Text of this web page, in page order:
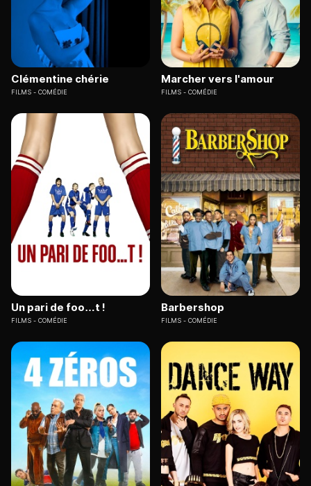
Clémentine chérie
FILMS COMÉDIE
Marcher vers l'amour
FILMS COMÉDIE
Un pari de foo…t !
FILMS COMÉDIE
Barbershop
FILMS COMÉDIE